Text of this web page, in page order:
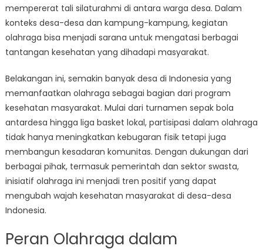
dari
Desa-
desa
Indonesia
mempererat tali silaturahmi di antara warga desa. Dalam
konteks desa-desa dan kampung-kampung, kegiatan
olahraga bisa menjadi sarana untuk mengatasi berbagai
tantangan kesehatan yang dihadapi masyarakat.
Belakangan ini, semakin banyak desa di Indonesia yang
memanfaatkan olahraga sebagai bagian dari program
kesehatan masyarakat. Mulai dari turnamen sepak bola
antardesa hingga liga basket lokal, partisipasi dalam olahraga
tidak hanya meningkatkan kebugaran fisik tetapi juga
membangun kesadaran komunitas. Dengan dukungan dari
berbagai pihak, termasuk pemerintah dan sektor swasta,
inisiatif olahraga ini menjadi tren positif yang dapat
mengubah wajah kesehatan masyarakat di desa-desa
Indonesia.
Peran Olahraga dalam